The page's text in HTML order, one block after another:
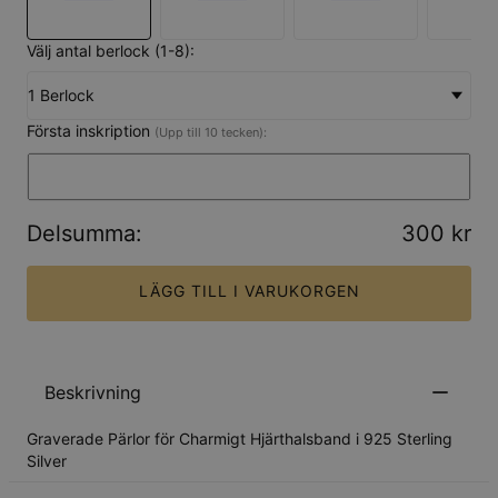
Välj antal berlock (1-8):
1 Berlock
Första inskription (Upp till 10 tecken):
Delsumma: 300 kr
LÄGG TILL I VARUKORGEN
Beskrivning
Graverade Pärlor för Charmigt Hjärthalsband i 925 Sterling
Silver